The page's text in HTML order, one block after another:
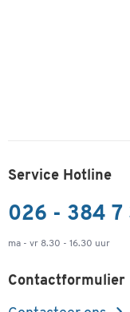
Service Hotline
026 - 384 7
ma - vr 8.30 - 16.30 uur
Contactformulier